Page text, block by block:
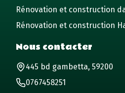
Rénovation et construction
Rénovation et construction
Nous contacter
445 bd gambetta, 59200
0767458251